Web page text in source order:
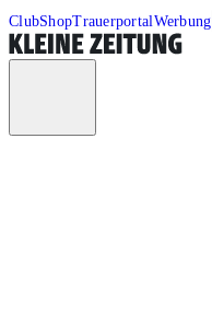
ClubShopTrauerportalWerbung